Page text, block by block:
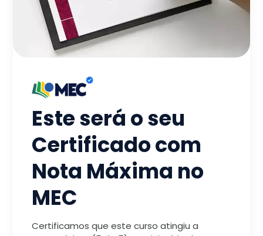
Este será o seu
Certificado com
Nota Máxima no
MEC
Certificamos que este curso atingiu a